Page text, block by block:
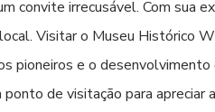
convite irrecusável. Com sua
Visitar o Museu Histórico
pioneiros e o
de visitação para apreciar